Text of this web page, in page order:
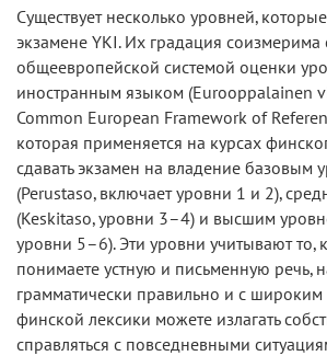
Существует несколько уровней,
экзамене YKI. Их градация соизмерима
общеевропейской системой оценки
иностранным языком (Eurooppalainen
Common European Framework of
которая применяется на курсах
сдавать экзамен на владение базовым
(Perustaso, включает уровни 1 и 2),
(Keskitaso, уровни 3–4) и высшим
уровни 5–6). Эти уровни учитывают то,
понимаете устную и письменную речь,
грамматически правильно и с широким
финской лексики можете излагать
справляться с повседневными